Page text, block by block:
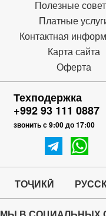
Полезные
Платные
Контактная
Карта сайта
Оферта
Техподержка
+992 93 111 0887
звонить с 9:00 до 17:00
ТОҶИКӢ